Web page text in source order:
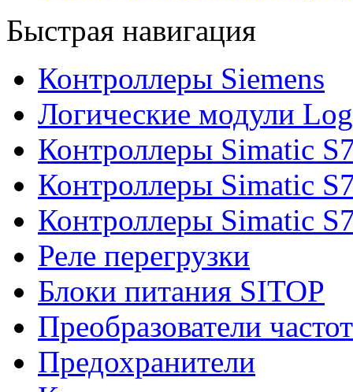
Быстрая навигация
Контроллеры Siemens
Логические модули
Контроллеры Simatic
Контроллеры Simatic
Контроллеры Simatic
Реле перегрузки
Блоки питания SITOP
Преобразователи
Предохранители